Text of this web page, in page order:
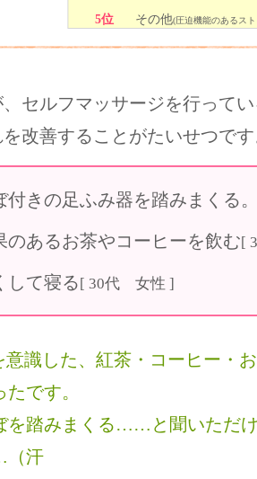
5位
その他(圧迫機能のあるス
セルフマッサージを行って
を改善することがたいせつで
付きの足ふみ器を踏みまくる
のあるお茶やコーヒーを飲む[
して寝る[ 30代 女性 ]
意識した、紅茶・コーヒー・
です。
を踏みまくる……と聞いただ
汗